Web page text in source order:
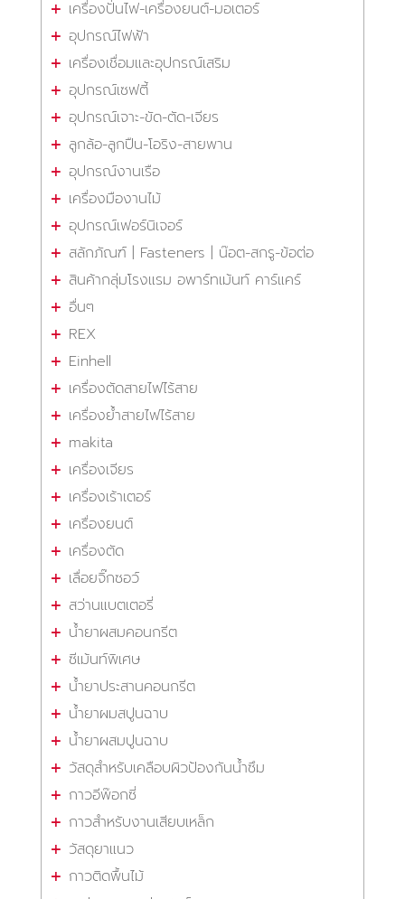
เครื่องปั่นไฟ-เครื่องยนต์-มอเตอร์
อุปกรณ์ไฟฟ้า
เครื่องเชื่อมและอุปกรณ์เสริม
อุปกรณ์เซฟตี้
อุปกรณ์เจาะ-ขัด-ตัด-เจียร
ลูกล้อ-ลูกปืน-โอริง-สายพาน
อุปกรณ์งานเรือ
เครื่องมืองานไม้
อุปกรณ์เฟอร์นิเจอร์
สลักภัณฑ์ | Fasteners | น๊อต-สกรู-ข้อต่อ
สินค้ากลุ่มโรงแรม อพาร์ทเม้นท์ คาร์แคร์
อื่นๆ
REX
Einhell
เครื่องตัดสายไฟไร้สาย
เครื่องย้ำสายไฟไร้สาย
makita
เครื่องเจียร
เครื่องเร้าเตอร์
เครื่องยนต์
เครื่องตัด
เลื่อยจิ๊กซอว์
สว่านแบตเตอรี่
น้ำยาผสมคอนกรีต
ซีเม้นท์พิเศษ
น้ำยาประสานคอนกรีต
น้ำยาผมสปูนฉาบ
น้ำยาผสมปูนฉาบ
วัสดุสำหรับเคลือบผิวป้องกันน้ำซึม
กาวอีพ๊อกซี่
กาวสำหรับงานเสียบเหล็ก
วัสดุยาแนว
กาวติดพื้นไม้